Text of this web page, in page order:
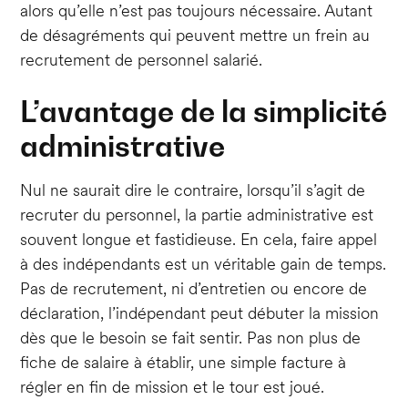
alors qu’elle n’est pas toujours nécessaire. Autant
de désagréments qui peuvent mettre un frein au
recrutement de personnel salarié.
L’avantage de la simplicité
administrative
Nul ne saurait dire le contraire, lorsqu’il s’agit de
recruter du personnel, la partie administrative est
souvent longue et fastidieuse. En cela, faire appel
à des indépendants est un véritable gain de temps.
Pas de recrutement, ni d’entretien ou encore de
déclaration, l’indépendant peut débuter la mission
dès que le besoin se fait sentir. Pas non plus de
fiche de salaire à établir, une simple facture à
régler en fin de mission et le tour est joué.